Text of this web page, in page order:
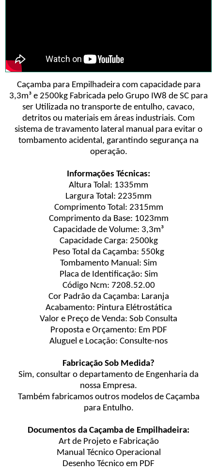
Caçamba para Empilhadeira com capacidade para
3,3m³ e 2500kg Fabricada pelo Grupo IW8 de SC para
ser Utilizada no transporte de entulho, cavaco,
detritos ou materiais em áreas industriais. Com
sistema de travamento lateral manual para evitar o
tombamento acidental, garantindo segurança na
operação.
Informações Técnicas:
Altura Tolal: 1335mm
Largura Total: 2235mm
Comprimento Total: 2315mm
Comprimento da Base: 1023mm
Capacidade de Volume: 3,3m³
Capacidade Carga: 2500kg
Peso Total da Caçamba: 550kg
Tombamento Manual: Sim
Placa de Identificação: Sim
Código Ncm: 7208.52.00
Cor Padrão da Caçamba: Laranja
Acabamento: Pintura Elétrostática
Valor e Preço de Venda: Sob Consulta
Proposta e Orçamento: Em PDF
Aluguel e Locação: Consulte-nos
Fabricação Sob Medida?
Sim, consultar o departamento de Engenharia da
nossa Empresa.
Também fabricamos outros modelos de Caçamba
para Entulho.
Documentos da Caçamba de Empilhadeira:
Art de Projeto e Fabricação
Manual Técnico Operacional
Desenho Técnico em PDF